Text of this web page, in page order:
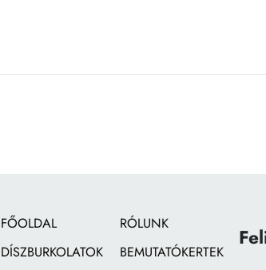
FŐOLDAL
DÍSZBURKOLATOK
RÓLUNK
BEMUTATÓKERTEK